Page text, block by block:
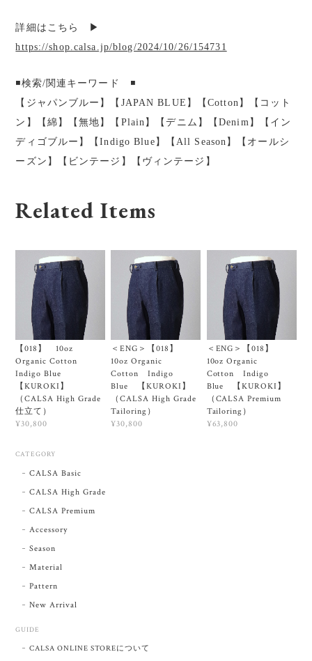
詳細はこちら ▶︎
https://shop.calsa.jp/blog/2024/10/26/154731
◾️検索/関連キーワード ◾️
【ジャパンブルー】【JAPAN BLUE】【Cotton】【コット
ン】【綿】【無地】【Plain】【デニム】【Denim】【イン
ディゴブルー】【Indigo Blue】【All Season】【オールシ
ーズン】【ビンテージ】【ヴィンテージ】
Related Items
【018】 10oz
Organic Cotton
Indigo Blue
【KUROKI】
（CALSA High Grade
仕立て）
¥30,800
＜ENG＞【018】
10oz Organic
Cotton Indigo
Blue 【KUROKI】
（CALSA High Grade
Tailoring）
¥30,800
＜ENG＞【018】
10oz Organic
Cotton Indigo
Blue 【KUROKI】
（CALSA Premium
Tailoring）
¥63,800
CATEGORY
CALSA Basic
CALSA High Grade
CALSA Premium
Accessory
Season
Material
Pattern
New Arrival
GUIDE
CALSA ONLINE STOREについて